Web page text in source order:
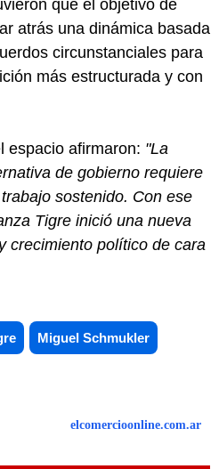
que el objetivo de
atrás una dinámica basada
circunstanciales para
más estructurada y con
espacio afirmaron: "La
de gobierno requiere
sostenido. Con ese
Tigre inició una nueva
crecimiento político de cara
Miguel Schmukler
elcomercioonline.com.ar